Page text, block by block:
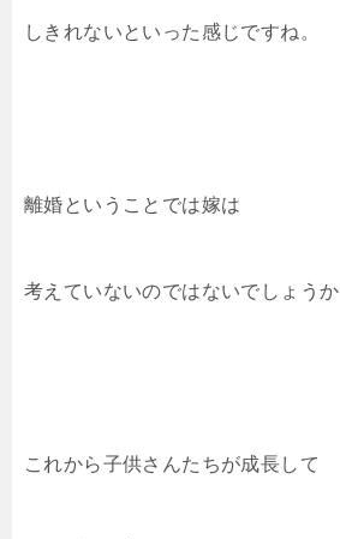
しきれないといった感じですね。
離婚ということでは嫁は
考えていないのではないでしょうか
これから子供さんたちが成長して